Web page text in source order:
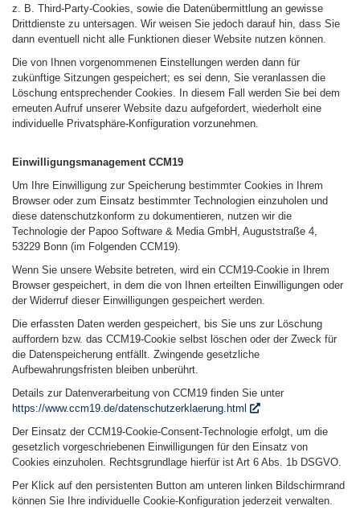
z. B. Third-Party-Cookies, sowie die Datenübermittlung an gewisse
Drittdienste zu untersagen. Wir weisen Sie jedoch darauf hin, dass Sie
dann eventuell nicht alle Funktionen dieser Website nutzen können.
Die von Ihnen vorgenommenen Einstellungen werden dann für
zukünftige Sitzungen gespeichert; es sei denn, Sie veranlassen die
Löschung entsprechender Cookies. In diesem Fall werden Sie bei dem
erneuten Aufruf unserer Website dazu aufgefordert, wiederholt eine
individuelle Privatsphäre-Konfiguration vorzunehmen.
Einwilligungsmanagement CCM19
Um Ihre Einwilligung zur Speicherung bestimmter Cookies in Ihrem
Browser oder zum Einsatz bestimmter Technologien einzuholen und
diese datenschutzkonform zu dokumentieren, nutzen wir die
Technologie der Papoo Software & Media GmbH, Auguststraße 4,
53229 Bonn (im Folgenden CCM19).
Wenn Sie unsere Website betreten, wird ein CCM19-Cookie in Ihrem
Browser gespeichert, in dem die von Ihnen erteilten Einwilligungen oder
der Widerruf dieser Einwilligungen gespeichert werden.
Die erfassten Daten werden gespeichert, bis Sie uns zur Löschung
auffordern bzw. das CCM19-Cookie selbst löschen oder der Zweck für
die Datenspeicherung entfällt. Zwingende gesetzliche
Aufbewahrungsfristen bleiben unberührt.
Details zur Datenverarbeitung von CCM19 finden Sie unter
https://www.ccm19.de/datenschutzerklaerung.html
Der Einsatz der CCM19-Cookie-Consent-Technologie erfolgt, um die
gesetzlich vorgeschriebenen Einwilligungen für den Einsatz von
Cookies einzuholen. Rechtsgrundlage hierfür ist Art 6 Abs. 1b DSGVO.
Per Klick auf den persistenten Button am unteren linken Bildschirmrand
können Sie Ihre individuelle Cookie-Konfiguration jederzeit verwalten.